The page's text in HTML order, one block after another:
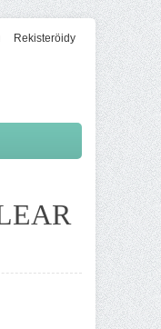
Rekisteröidy